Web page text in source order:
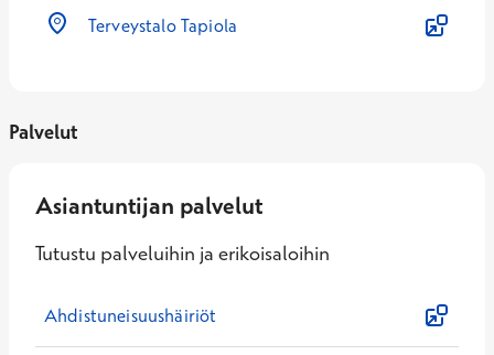
Terveystalo Tapiola
Palvelut
Asiantuntijan palvelut
Tutustu palveluihin ja erikoisaloihin
Ahdistuneisuushäiriöt